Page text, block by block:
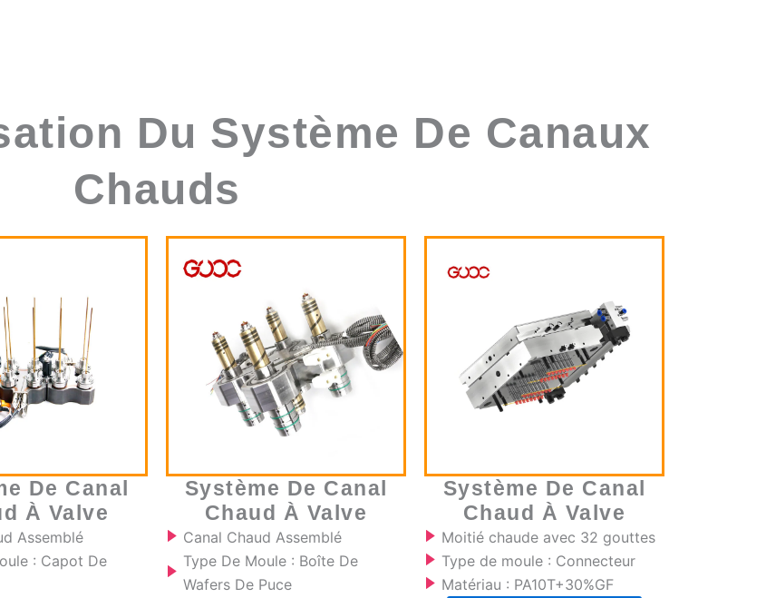
Du Système De Canaux
Chauds
De Canal
À Valve
Assemblé
: Capot De
Système De Canal
Chaud À Valve
Canal Chaud Assemblé
Type De Moule : Boîte De
Wafers De Puce
Système De Canal
Chaud À Valve
Moitié chaude avec 32 gouttes
Type de moule : Connecteur
Matériau : PA10T+30%GF